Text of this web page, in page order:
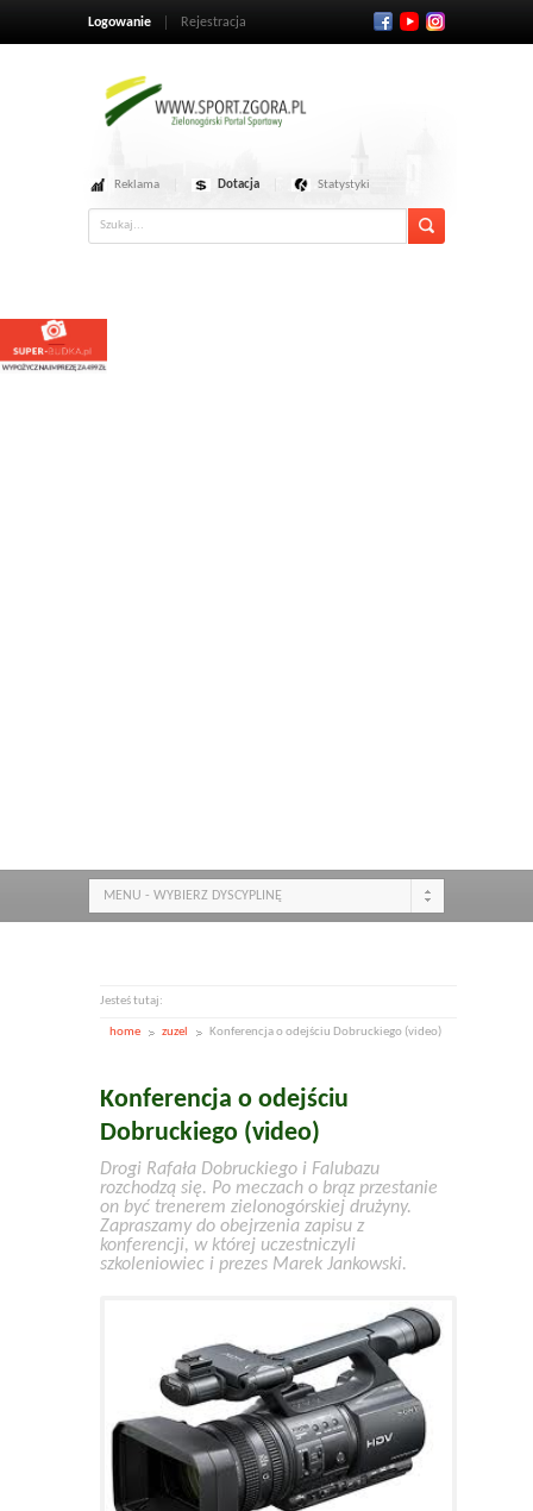
Logowanie Rejestracja
Reklama Dotacja Statystyki
MENU - WYBIERZ DYSCYPLINĘ
Jesteś tutaj:
home zuzel Konferencja o odejściu Dobruckiego (video)
Konferencja o odejściu
Dobruckiego (video)
Drogi Rafała Dobruckiego i Falubazu
rozchodzą się. Po meczach o brąz przestanie
on być trenerem zielonogórskiej drużyny.
Zapraszamy do obejrzenia zapisu z
konferencji, w której uczestniczyli
szkoleniowiec i prezes Marek Jankowski.